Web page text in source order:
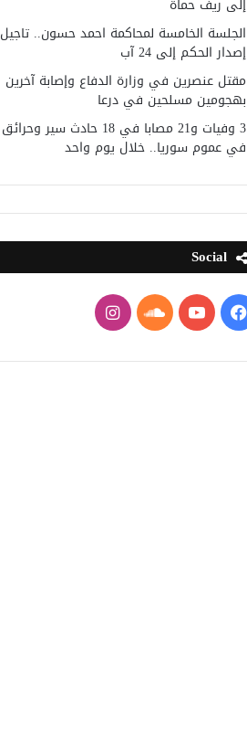
إلى ريف حماة
الجلسة الخامسة لمحاكمة احمد حسون.. تاجيل
إصدار الحكم إلى 24 آب
مقتل عنصرين في وزارة الدفاع وإصابة آخرين
بهجومين مسلحين في درعا
3 وفيات و21 مصابا في 18 حادث سير وحرائق
في عموم سوريا.. خلال يوم واحد
Social
فيسبوكيوتيوبساوندانستقرام